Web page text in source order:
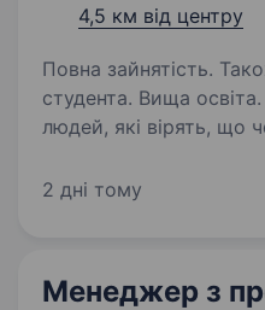
4,5 км від центру
Повна зайнятість.
студента. Вища освіта. ЛОГОС — це команда
людей, які вірять, що
життя дітей, а й
2 дні тому
Менеджер з